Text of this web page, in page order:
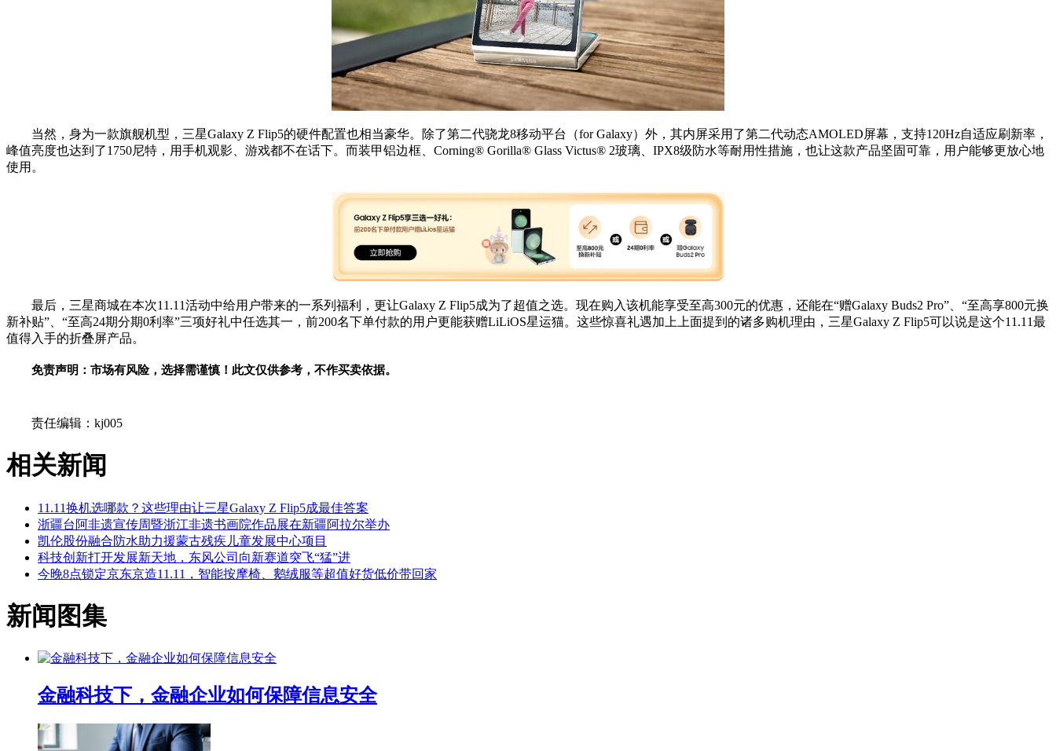
当然，身为一款旗舰机型，三星Galaxy Z Flip5的硬件配置也相当豪华。除了第二代骁龙8移动平台（for Galaxy）外，其内屏采用了第二代动态AMOLED屏幕，支持120Hz自适应刷新率，
峰值亮度也达到了1750尼特，用手机观影、游戏都不在话下。而装甲铝边框、Corning® Gorilla® Glass Victus® 2玻璃、IPX8级防水等耐用性措施，也让这款产品坚固可靠，用户能够更放心地
使用。
最后，三星商城在本次11.11活动中给用户带来的一系列福利，更让Galaxy Z Flip5成为了超值之选。现在购入该机能享受至高300元的优惠，还能在“赠Galaxy Buds2 Pro”、“至高享800元换
新补贴”、“至高24期分期0利率”三项好礼中任选其一，前200名下单付款的用户更能获赠LiLiOS星运猫。这些惊喜礼遇加上上面提到的诸多购机理由，三星Galaxy Z Flip5可以说是这个11.11最
值得入手的折叠屏产品。
免责声明：市场有风险，选择需谨慎！此文仅供参考，不作买卖依据。
责任编辑：kj005
相关新闻
11.11换机选哪款？这些理由让三星Galaxy Z Flip5成最佳答案
浙疆台阿非遗宣传周暨浙江非遗书画院作品展在新疆阿拉尔举办
凯伦股份融合防水助力援蒙古残疾儿童发展中心项目
科技创新打开发展新天地，东风公司向新赛道突飞“猛”进
今晚8点锁定京东京造11.11，智能按摩椅、鹅绒服等超值好货低价带回家
新闻图集
金融科技下，金融企业如何保障信息安全